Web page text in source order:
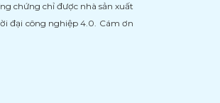
chứng chỉ được nhà sản xuất
đại công nghiệp 4.0. Cám ơn